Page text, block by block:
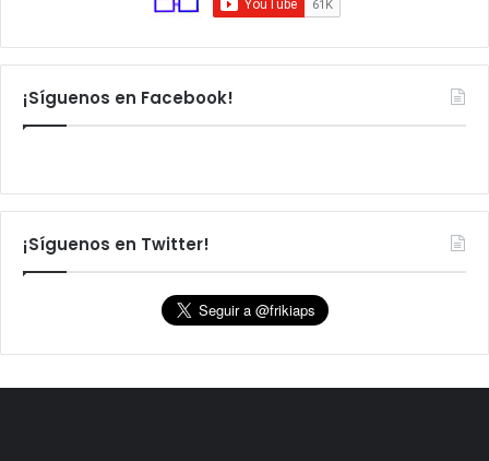
¡Síguenos en Facebook!
¡Síguenos en Twitter!